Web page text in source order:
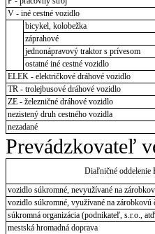
V - iné cestné vozidlo
bicykel, kolobežka
záprahové
jednonápravový traktor s prívesom
ostatné iné cestné vozidlo
ELEK - električkové dráhové vozidlo
TR - trolejbusové dráhové vozidlo
ZE - železničné dráhové vozidlo
nezistený druh cestného vozidla
nezadané
Prevádzkovateľ
Diaľničné oddelenie
vozidlo súkromné, nevyužívané na
vozidlo súkromné, využívané na zárobkovú
súkromná organizácia (podnikateľ, s.r.o.,
mestská hromadná doprava